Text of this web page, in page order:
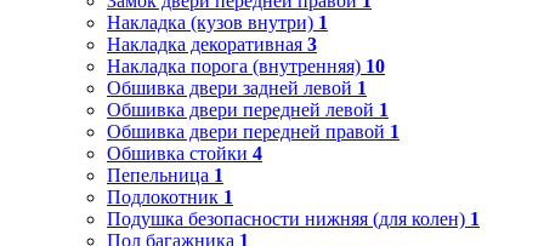
Накладка (кузов внутри) 1
Накладка декоративная 3
Накладка порога (внутренняя) 10
Обшивка двери задней левой 1
Обшивка двери передней левой 1
Обшивка двери передней правой 1
Обшивка стойки 4
Пепельница 1
Подлокотник 1
Подушка безопасности нижняя (для колен) 1
Пол багажника 1